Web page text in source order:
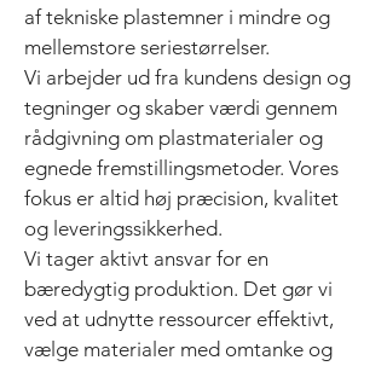
af tekniske plastemner i mindre og
mellemstore seriestørrelser.
Vi arbejder ud fra kundens design og
tegninger og skaber værdi gennem
rådgivning om plastmaterialer og
egnede fremstillingsmetoder. Vores
fokus er altid høj præcision, kvalitet
og leveringssikkerhed.
Vi tager aktivt ansvar for en
bæredygtig produktion. Det gør vi
ved at udnytte ressourcer effektivt,
vælge materialer med omtanke og